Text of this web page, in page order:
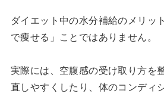
ダイエット中の水分補給のメリッ
で痩せる」ことではありません。
実際には、空腹感の受け取り方を
直しやすくしたり、体のコンディ